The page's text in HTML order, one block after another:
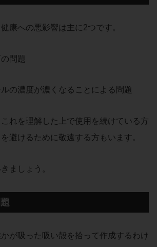
康への悪影響は主に2つです。
問題
の濃度が濃くなることによる問題
れを理解した上で使用を続けている方
避けるために敬遠する方もいます。
ましょう。
が吸った吸い殻を拾って作成するわけ